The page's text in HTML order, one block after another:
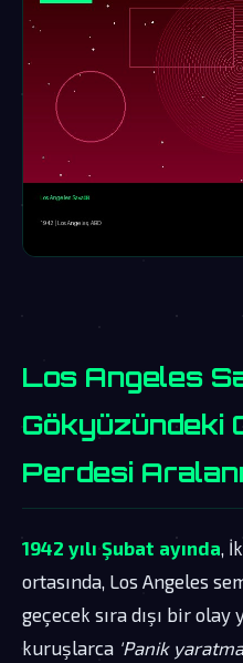
Los Angeles
Gökyüzündeki
Perdesi
1942 yılı Şubat ayında ,
ortasında, Los Angeles
geçecek sıra dışı bir olay
kuruşlarca 'Panik